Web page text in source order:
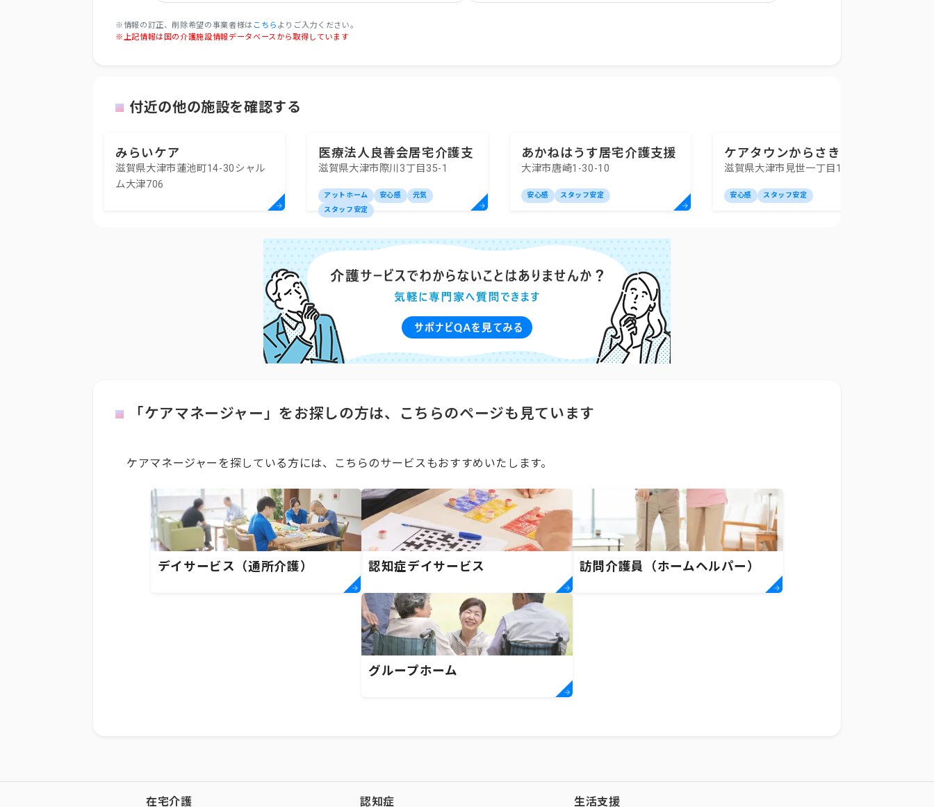
※情報の訂正、削除希望の事業者様は こちら よりご入力ください。
※上記情報は国の介護施設情報データベースから取得しています
付近の他の施設を確認する
みらいケア
滋賀県大津市蓮池町14-30シャル
ム大津706
医療法人良善会居宅介護支
援事業所介護情報センター
ヴィーナス24
滋賀県大津市際川3丁目35-1
アットホーム 安心感
元気
スタッフ安定
あかねはうす居宅介護支援
事業所
大津市唐崎1-30-10
安心感 スタッフ安定
ケアタウンからさき 居宅
介護支援センター
滋賀県大津市見世一丁目17番1号
安心感 スタッフ安定
「ケアマネージャー」をお探しの方は、こちらのページも見ています
ケアマネージャーを探している方には、こちらのサービスもおすすめいたします。
デイサービス（通所介護） 認知症デイサービス 訪問介護員（ホームヘルパー）
グループホーム
在宅介護 認知症 生活支援